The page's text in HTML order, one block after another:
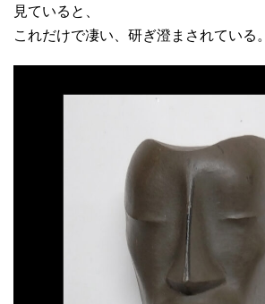
見ていると、
これだけで凄い、研ぎ澄まされている。